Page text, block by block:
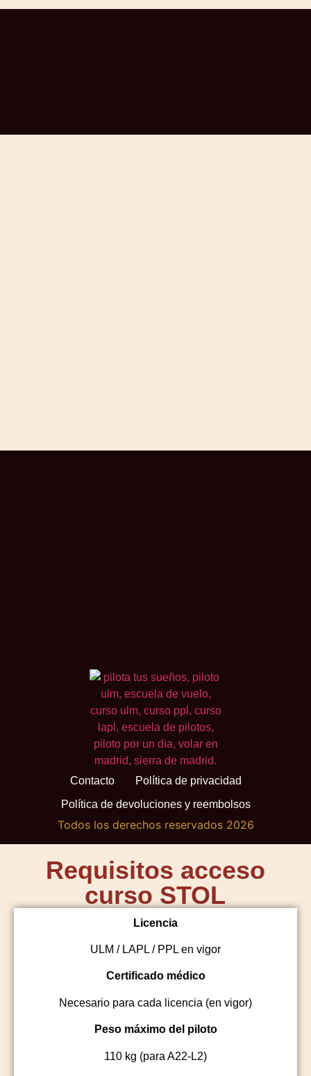
Contacto
Política de privacidad
Política de devoluciones y reembolsos
Todos los derechos reservados 2026
Requisitos acceso
curso STOL
Licencia
ULM / LAPL / PPL en vigor
Certificado médico
Necesario para cada licencia (en vigor)
Peso máximo del piloto
110 kg (para A22-L2)